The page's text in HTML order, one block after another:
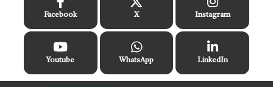
Facebook X Instagram
Youtube WhatsApp LinkedIn